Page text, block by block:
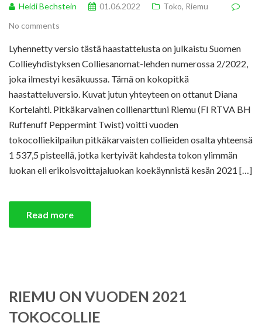
Heidi Bechstein 01.06.2022 Toko, Riemu
No comments
Lyhennetty versio tästä haastattelusta on julkaistu Suomen
Collieyhdistyksen Colliesanomat-lehden numerossa 2/2022,
joka ilmestyi kesäkuussa. Tämä on kokopitkä
haastatteluversio. Kuvat jutun yhteyteen on ottanut Diana
Kortelahti. Pitkäkarvainen collienarttuni Riemu (FI RTVA BH
Ruffenuff Peppermint Twist) voitti vuoden
tokocolliekilpailun pitkäkarvaisten collieiden osalta yhteensä
1 537,5 pisteellä, jotka kertyivät kahdesta tokon ylimmän
luokan eli erikoisvoittajaluokan koekäynnistä kesän 2021 […]
Read more
RIEMU ON VUODEN 2021
TOKOCOLLIE